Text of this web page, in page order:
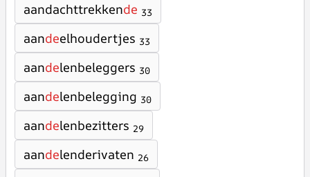
aandachttrekkende 33
aandeelhoudertjes 33
aandelenbeleggers 30
aandelenbelegging 30
aandelenbezitters 29
aandelenderivaten 26